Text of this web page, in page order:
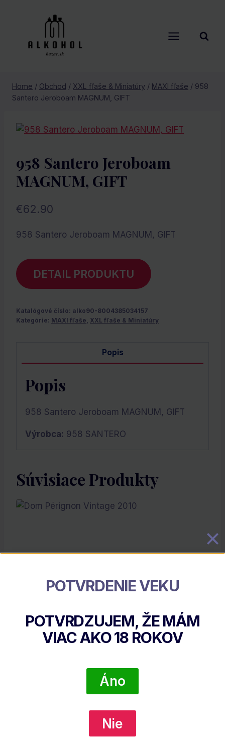
Home / Obchod / XXL fľaše & Miniatúry / MAXI fľaše / 958
Santero Jeroboam MAGNUM, GIFT
958 Santero Jeroboam
MAGNUM, GIFT
€62.90
958 Santero Jeroboam MAGNUM, GIFT
DETAIL PRODUKTU
Katalógové číslo: alko90-8004385034157
Kategórie: MAXI fľaše, XXL fľaše & Miniatúry
Popis
Popis
958 Santero Jeroboam MAGNUM, GIFT
Výrobca: 958 SANTERO
Súvisiace Produkty
Dom Pérignon Vintage 2010
568.88
DETAIL PRODUKTU
POTVRDENIE VEKU
POTVRDZUJEM, ŽE MÁM
VIAC AKO18 ROKOV
Áno
Nie